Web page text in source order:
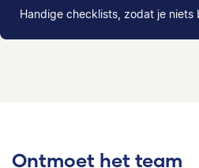
Handige checklists, zodat je niets
Ontmoet het team